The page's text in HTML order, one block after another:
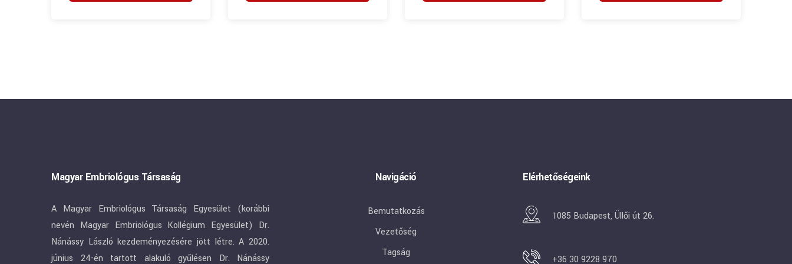
Magyar Embriológus Társaság
A Magyar Embriológus Társaság Egyesület (korábbi
nevén Magyar Embriológus Kollégium Egyesület) Dr.
Nánássy László kezdeményezésére jött létre. A 2020.
június 24-én tartott alakuló gyűlésen Dr. Nánássy
Navigáció
Bemutatkozás
Vezetőség
Tagság
Elérhetőségeink
1085 Budapest, Üllői út 26.
+36 30 9228 970